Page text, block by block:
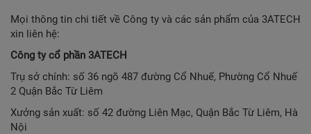
Mọi thông tin chi tiết về Công ty và các sản phẩm của 3ATECH
xin liên hệ:
Công ty cổ phần 3ATECH
Trụ sở chính: số 36 ngõ 487 đường Cổ Nhuế, Phường Cổ Nhuế
2 Quận Bắc Từ Liêm
Xưởng sản xuất: số 42 đường Liên Mạc, Quận Bắc Từ Liêm, Hà
Nội